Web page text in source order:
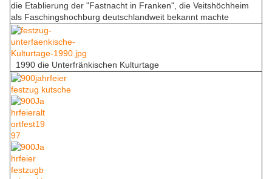
die Etablierung der "Fastnacht in Franken", die Veitshöchheim
als Faschingshochburg deutschlandweit bekannt machte
1990 die Unterfränkischen Kulturtage